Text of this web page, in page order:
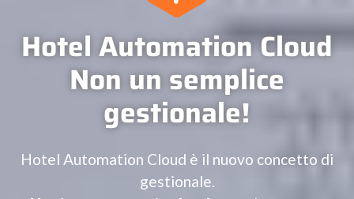
Hotel Automation Cloud
Non un semplice
gestionale!
Hotel Automation Cloud è il nuovo concetto di
gestionale.